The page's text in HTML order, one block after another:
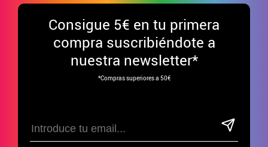
Consigue 5€ en tu primera
compra suscribiéndote a
nuestra newsletter*
*Compras superiores a 50€